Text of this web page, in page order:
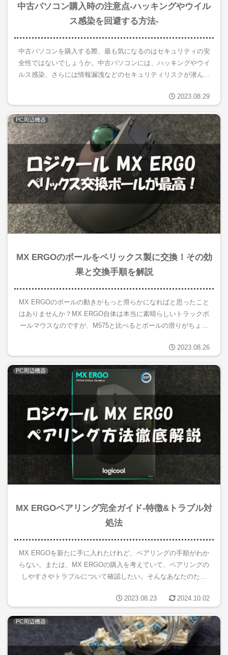
中古パソコン購入時の注意点-ハッキングやウイル
ス感染を回避する方法-
中古パソコンを購入する際、最も気になるのはセキュリティの安
全性ではないでしょうか。中古パソコンには、ハッキングやウイ
ルス感染、さらには情報漏洩などのセキュリティリスクが潜んで
2023.08.29
PC周辺機器
MX ERGOのボールをペリックス製に交換！その効
果と交換手順を解説
MX ERGOのボールの動きがもっと滑らかになればと思ったこと
はありませんか？MX ERGO自体は本当に素晴らしいトラックボ
ールマウスなのですが、M575と比べるとボールの滑りがちょっ
2023.08.26
PC周辺機器
MX ERGOペアリング完全ガイド-特徴&トラブル対
処法
MX ERGOを新たに手に入れたけれど、ペアリングの手順がわか
らない。または、MX ERGOの購入を考えていて、ペアリングの
しやすさやトラブルについて確認したい。そんなあなたのため
2023.08.23
2024.10.02
PC周辺機器